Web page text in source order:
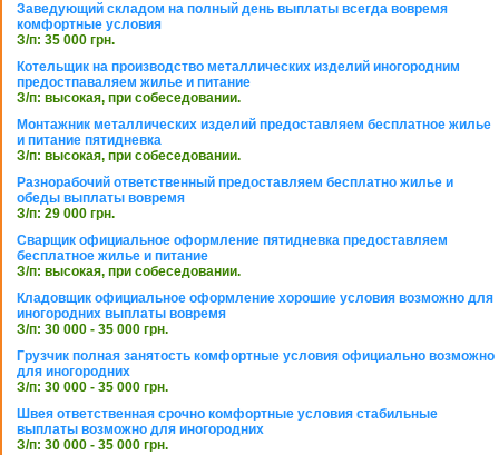
Заведующий складом на полный день выплаты всегда вовремя
комфортные условия
З/п: 35 000 грн.
Котельщик на производство металлических изделий иногородним
предостпаваляем жилье и питание
З/п: высокая, при собеседовании.
Монтажник металлических изделий предоставляем бесплатное жилье
и питание пятидневка
З/п: высокая, при собеседовании.
Разнорабочий ответственный предоставляем бесплатно жилье и
обеды выплаты вовремя
З/п: 29 000 грн.
Сварщик официальное оформление пятидневка предоставляем
бесплатное жилье и питание
З/п: высокая, при собеседовании.
Кладовщик официальное оформление хорошие условия возможно для
иногородних выплаты вовремя
З/п: 30 000 - 35 000 грн.
Грузчик полная занятость комфортные условия официально возможно
для иногородних
З/п: 30 000 - 35 000 грн.
Швея ответственная срочно комфортные условия стабильные
выплаты возможно для иногородних
З/п: 30 000 - 35 000 грн.